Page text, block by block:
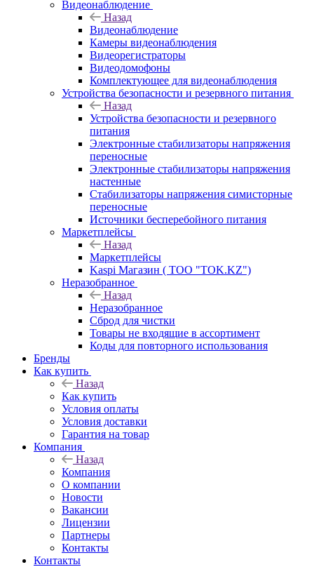
Видеонаблюдение
Назад
Видеонаблюдение
Камеры видеонаблюдения
Видеорегистраторы
Видеодомофоны
Комплектующее для видеонаблюдения
Устройства безопасности и резервного питания
Назад
Устройства безопасности и резервного
питания
Электронные стабилизаторы напряжения
переносные
Электронные стабилизаторы напряжения
настенные
Стабилизаторы напряжения симисторные
переносные
Источники бесперебойного питания
Маркетплейсы
Назад
Маркетплейсы
Kaspi Магазин ( ТОО "TOK.KZ")
Неразобранное
Назад
Неразобранное
Сброд для чистки
Товары не входящие в ассортимент
Коды для повторного использования
Бренды
Как купить
Назад
Как купить
Условия оплаты
Условия доставки
Гарантия на товар
Компания
Назад
Компания
О компании
Новости
Вакансии
Лицензии
Партнеры
Контакты
Контакты